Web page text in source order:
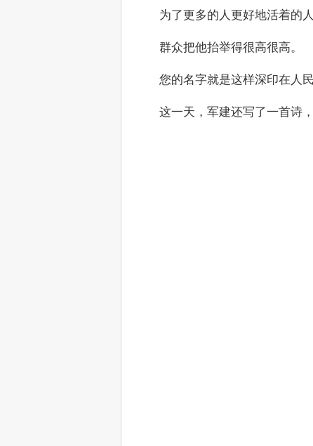
为了更多的人更好地活着的人
群众把他抬举得很高很高。
您的名字就是这样深印在人民
这一天，军建还写了一首诗，